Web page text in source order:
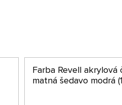
Farba Revell akrylová
matná šedavo modrá